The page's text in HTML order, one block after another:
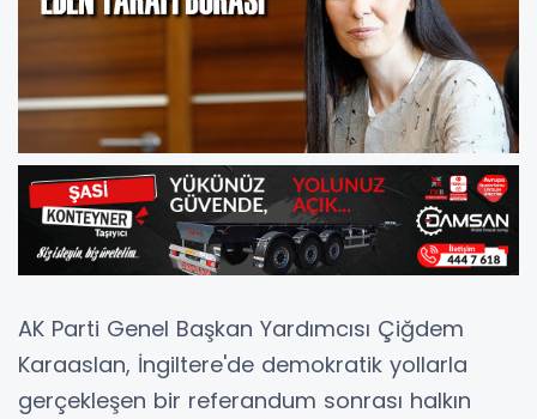
AK Parti Genel Başkan Yardımcısı Çiğdem
Karaaslan, İngiltere'de demokratik yollarla
gerçekleşen bir referandum sonrası halkın